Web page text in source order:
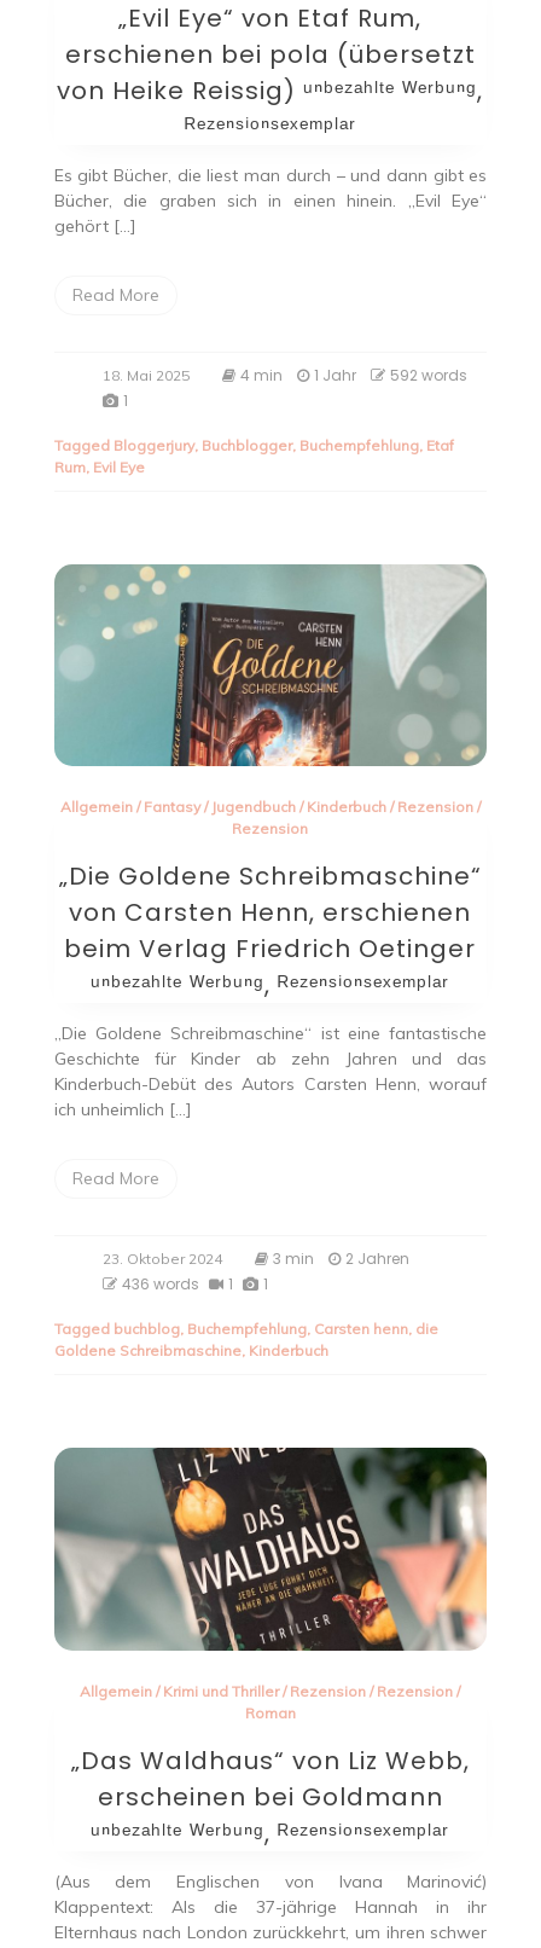
„Evil Eye“ von Etaf Rum,
erschienen bei pola (übersetzt
von Heike Reissig) ᵘⁿᵇᵉᶻᵃʰˡᵗᵉ ᵂᵉʳᵇᵘⁿᵍ,
ᴿᵉᶻᵉⁿˢⁱᵒⁿˢᵉˣᵉᵐᵖˡᵃʳ
Es gibt Bücher, die liest man durch – und dann gibt es
Bücher, die graben sich in einen hinein. „Evil Eye“
gehört […]
Read More
18. Mai 2025 4 min 1 Jahr
592 words
1
Tagged Bloggerjury, Buchblogger, Buchempfehlung, Etaf
Rum, Evil Eye
Allgemein/ Fantasy/ Jugendbuch/ Kinderbuch/ Rezension/
Rezension
„Die Goldene Schreibmaschine“
von Carsten Henn, erschienen
beim Verlag Friedrich Oetinger
ᵘⁿᵇᵉᶻᵃʰˡᵗᵉ ᵂᵉʳᵇᵘⁿᵍ, ᴿᵉᶻᵉⁿˢⁱᵒⁿˢᵉˣᵉᵐᵖˡᵃʳ
„Die Goldene Schreibmaschine“ ist eine fantastische
Geschichte für Kinder ab zehn Jahren und das
Kinderbuch-Debüt des Autors Carsten Henn, worauf
ich unheimlich […]
Read More
23. Oktober 2024 3 min
2 Jahren
436 words
1 1
Tagged buchblog, Buchempfehlung, Carsten henn, die
Goldene Schreibmaschine, Kinderbuch
Allgemein / Krimi und Thriller/ Rezension / Rezension /
Roman
„Das Waldhaus“ von Liz Webb,
erscheinen bei Goldmann
ᵘⁿᵇᵉᶻᵃʰˡᵗᵉ ᵂᵉʳᵇᵘⁿᵍ, ᴿᵉᶻᵉⁿˢⁱᵒⁿˢᵉˣᵉᵐᵖˡᵃʳ
(Aus dem Englischen von Ivana Marinović)
Klappentext: Als die 37-jährige Hannah in ihr
Elternhaus nach London zurückkehrt, um ihren schwer